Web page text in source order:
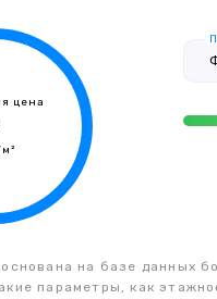
цена
на базе данных
параметры, как